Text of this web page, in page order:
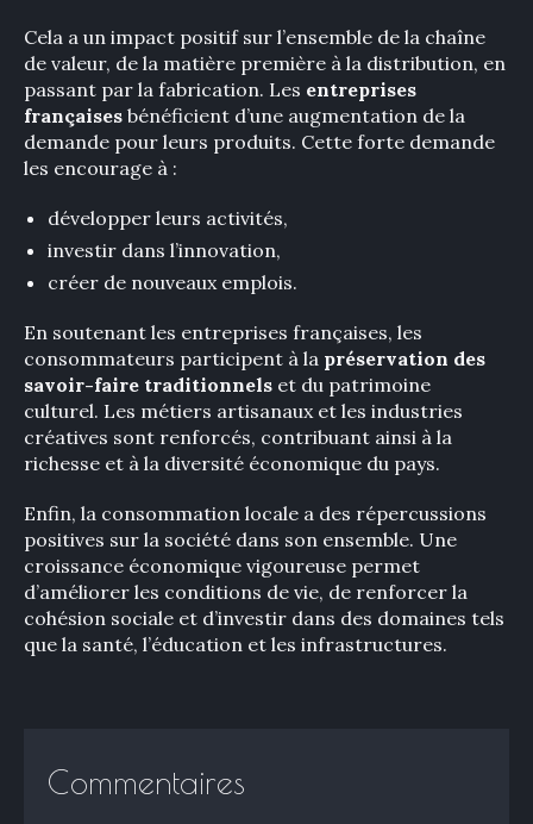
Cela a un impact positif sur l’ensemble de la chaîne
de valeur, de la matière première à la distribution, en
passant par la fabrication. Les entreprises
françaises bénéficient d’une augmentation de la
demande pour leurs produits. Cette forte demande
les encourage à :
développer leurs activités,
investir dans l’innovation,
créer de nouveaux emplois.
En soutenant les entreprises françaises, les
consommateurs participent à la préservation des
savoir-faire traditionnels et du patrimoine
culturel. Les métiers artisanaux et les industries
créatives sont renforcés, contribuant ainsi à la
richesse et à la diversité économique du pays.
Enfin, la consommation locale a des répercussions
positives sur la société dans son ensemble. Une
croissance économique vigoureuse permet
d’améliorer les conditions de vie, de renforcer la
cohésion sociale et d’investir dans des domaines tels
que la santé, l’éducation et les infrastructures.
Commentaires